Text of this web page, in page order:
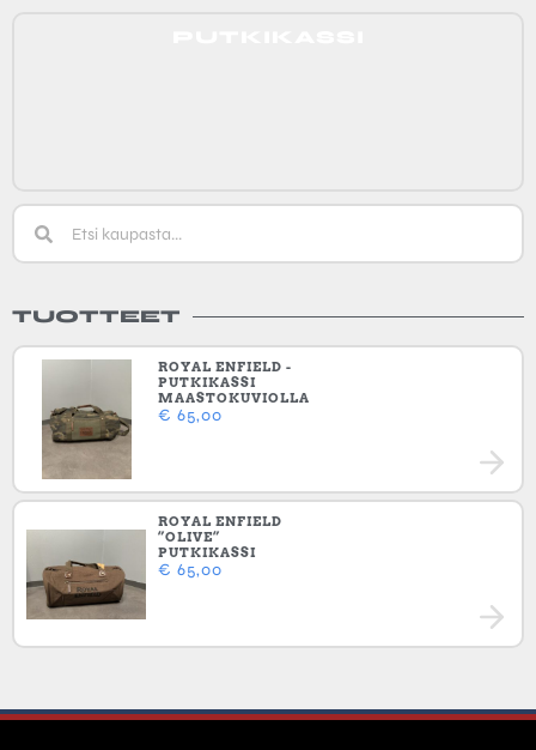
TUOTTEET
ROYAL ENFIELD -
PUTKIKASSI
MAASTOKUVIOLLA
€ 65,00
ROYAL ENFIELD
”OLIVE”
PUTKIKASSI
€ 65,00